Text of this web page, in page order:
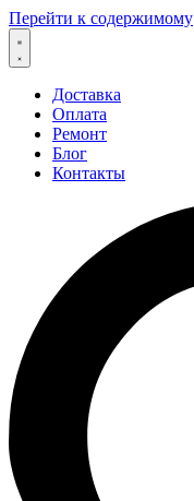
Перейти к содержимому
Доставка
Оплата
Ремонт
Блог
Контакты